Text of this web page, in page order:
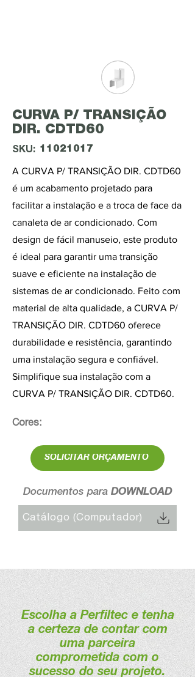
CURVA P/ TRANSIÇÃO
DIR. CDTD60
SKU: 11021017
A CURVA P/ TRANSIÇÃO DIR. CDTD60
é um acabamento projetado para
facilitar a instalação e a troca de face da
canaleta de ar condicionado. Com
design de fácil manuseio, este produto
é ideal para garantir uma transição
suave e eficiente na instalação de
sistemas de ar condicionado. Feito com
material de alta qualidade, a CURVA P/
TRANSIÇÃO DIR. CDTD60 oferece
durabilidade e resistência, garantindo
uma instalação segura e confiável.
Simplifique sua instalação com a
CURVA P/ TRANSIÇÃO DIR. CDTD60.
Cores:
SOLICITAR ORÇAMENTO
Documentos para DOWNLOAD
Catálogo (Computador)
Escolha a Perfiltec e tenha
a certeza de contar com
uma parceira
comprometida com o
sucesso do seu projeto.